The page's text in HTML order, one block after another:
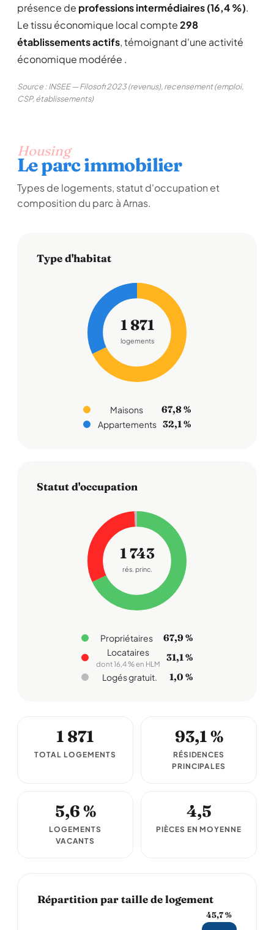
présence de professions intermédiaires (16,4 %).
Le tissu économique local compte298
établissements actifs, témoignant d'une activité
économique modérée .
Source : INSEE — Filosofi 2023 (revenus), recensement (emploi,
CSP, établissements)
Housing
Le parc immobilier
Types de logements, statut d'occupation et
composition du parc à Arnas.
Type d'habitat
1 871
logements
Maisons 67,8 %
Appartements 32,1 %
Statut d'occupation
1 743
rés. princ.
Propriétaires 67,9 %
Locataires
dont 16,4 % en HLM
31,1 %
Logés gratuit. 1,0 %
1 871
TOTAL LOGEMENTS
93,1 %
RÉSIDENCES
PRINCIPALES
5,6 %
LOGEMENTS
VACANTS
4,5
PIÈCES EN MOYENNE
Répartition par taille de logement
45,7 %